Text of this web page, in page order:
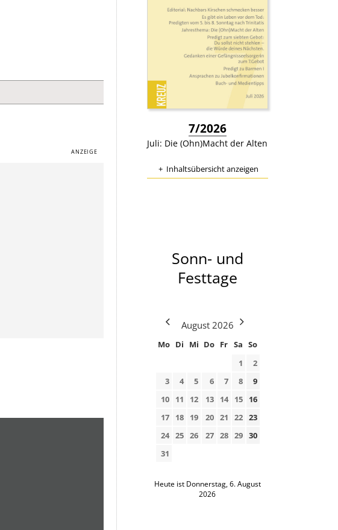
7/2026:
Juli: Die (Ohn)Macht der Alten
Inhaltsübersicht anzeigen
Sonn- und
Festtage
August 2026
Mo Di Mi Do Fr Sa So
1
2
3
4 5 6 7 8
9
10
11 12 13 14 15
16
17
18 19 20 21 22 23
24 25 26 27 28 29 30
31
Heute ist Donnerstag, 6. August
2026